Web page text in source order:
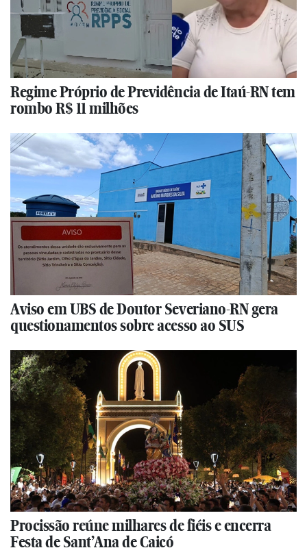
Regime Próprio de Previdência de Itaú-RN tem
rombo R$ 11 milhões
Aviso em UBS de Doutor Severiano-RN gera
questionamentos sobre acesso ao SUS
Procissão reúne milhares de fiéis e encerra
Festa de Sant’Ana de Caicó